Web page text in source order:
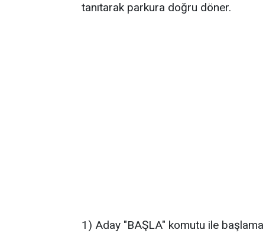
tanıtarak parkura doğru döner.
1) Aday "BAŞLA" komutu ile